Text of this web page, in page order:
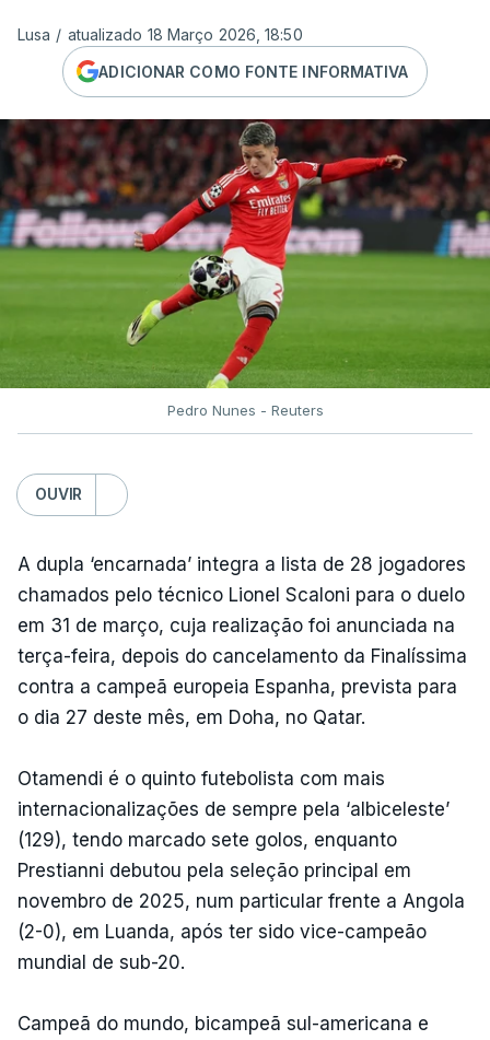
Lusa / atualizado 18 Março 2026, 18:50
ADICIONAR COMO FONTE INFORMATIVA
Pedro Nunes - Reuters
OUVIR
A dupla ‘encarnada’ integra a lista de 28 jogadores
chamados pelo técnico Lionel Scaloni para o duelo
em 31 de março, cuja realização foi anunciada na
terça-feira, depois do cancelamento da Finalíssima
contra a campeã europeia Espanha, prevista para
o dia 27 deste mês, em Doha, no Qatar.
Otamendi é o quinto futebolista com mais
internacionalizações de sempre pela ‘albiceleste’
(129), tendo marcado sete golos, enquanto
Prestianni debutou pela seleção principal em
novembro de 2025, num particular frente a Angola
(2-0), em Luanda, após ter sido vice-campeão
mundial de sub-20.
Campeã do mundo, bicampeã sul-americana e